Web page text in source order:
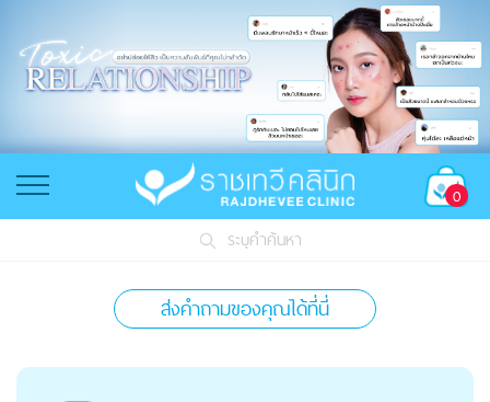
0
ระบุคำค้นหา
ส่งคำถามของคุณได้ที่นี่